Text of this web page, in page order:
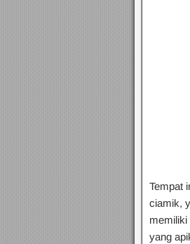
Tempat
ciamik,
memiliki
yang